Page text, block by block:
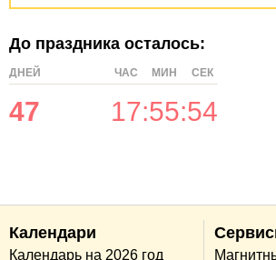
До праздника осталось:
ДНЕЙ ЧАС МИН СЕК
47 17:55:54
Календари
Календарь на 2026 год